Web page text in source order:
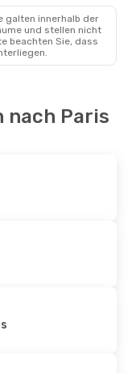
galten innerhalb der
und stellen nicht
beachten Sie, dass
nach Paris